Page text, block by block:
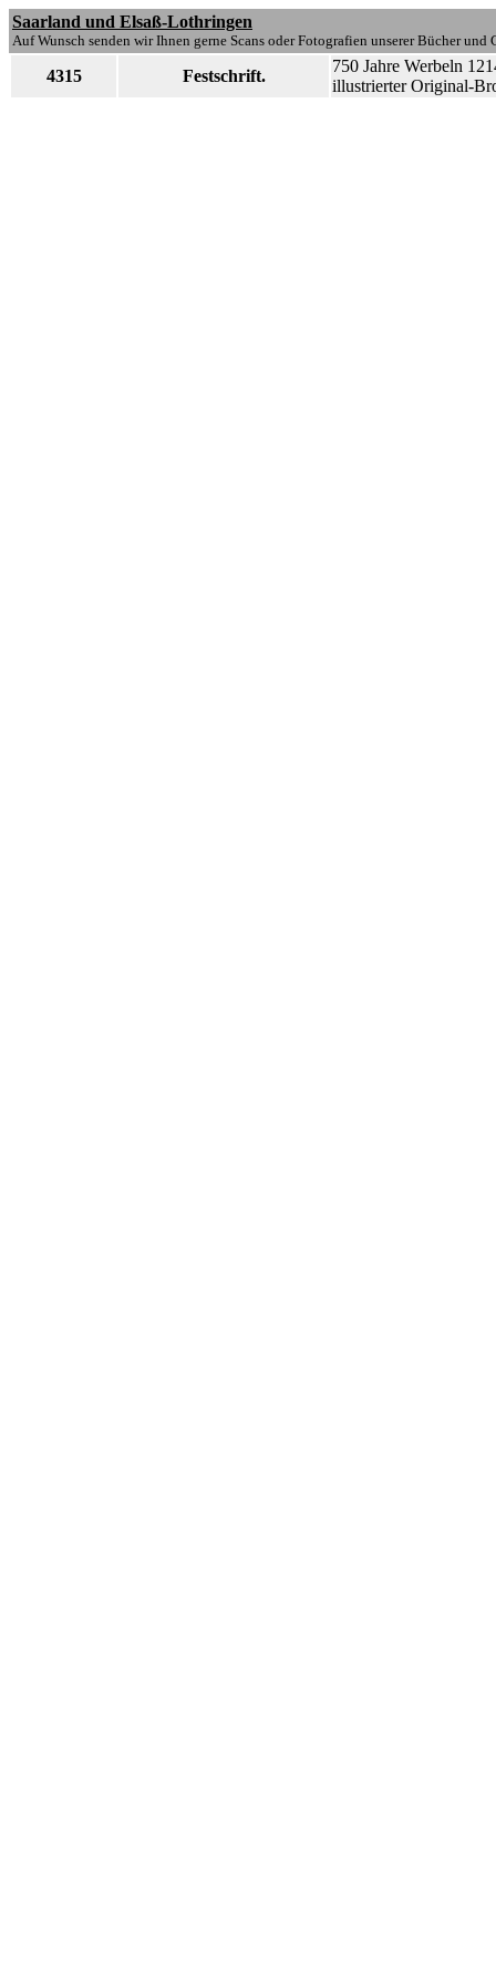
Saarland und Elsaß-Lothringen
Auf Wunsch senden wir Ihnen gerne Scans oder Fotografien unserer Bücher und
4315 Festschrift.
750 Jahre Werbeln
illustrierter Original-